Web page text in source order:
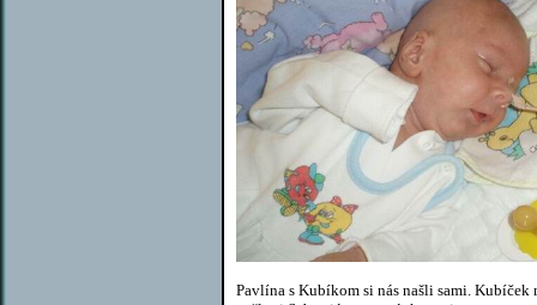
Pavlína s Kubíkom si nás našli sami.